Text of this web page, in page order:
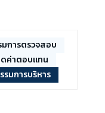
การตรวจสอบ
ดค่าตอบแทน
รมการบริหาร